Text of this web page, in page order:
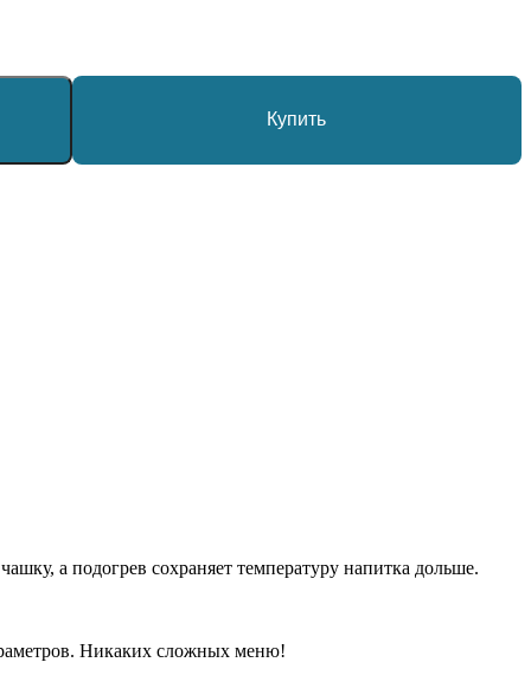
Купить
а подогрев сохраняет температуру напитка дольше.
Никаких сложных меню!